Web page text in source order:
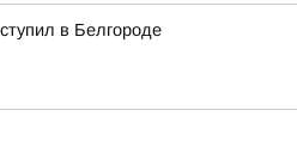
в Белгороде